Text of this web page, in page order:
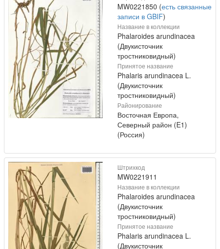
MW0221850 (есть связанные
записи в GBIF)
Название в коллекции
Phalaroides arundinacea
(Двукисточник
тростниковидный)
Принятое название
Phalaris arundinacea L.
(Двукисточник
тростниковидный)
Районирование
Восточная Европа,
Северный район (E1)
(Россия)
Штрихкод
MW0221911
Название в коллекции
Phalaroides arundinacea
(Двукисточник
тростниковидный)
Принятое название
Phalaris arundinacea L.
(Двукисточник